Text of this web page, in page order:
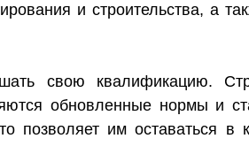
и строительства, а
свою квалификацию.
обновленные нормы и
позволяет им оставаться